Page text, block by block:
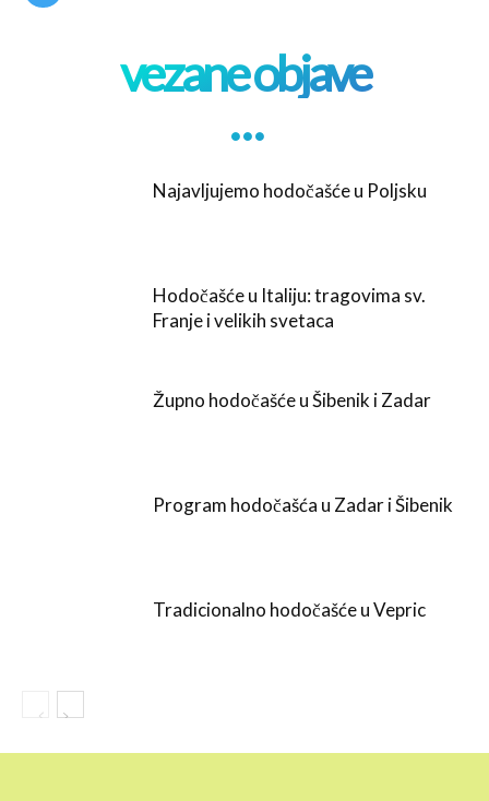
vezane objave
. . .
Najavljujemo hodočašće u Poljsku
Hodočašće u Italiju: tragovima sv.
Franje i velikih svetaca
Župno hodočašće u Šibenik i Zadar
Program hodočašća u Zadar i Šibenik
Tradicionalno hodočašće u Vepric